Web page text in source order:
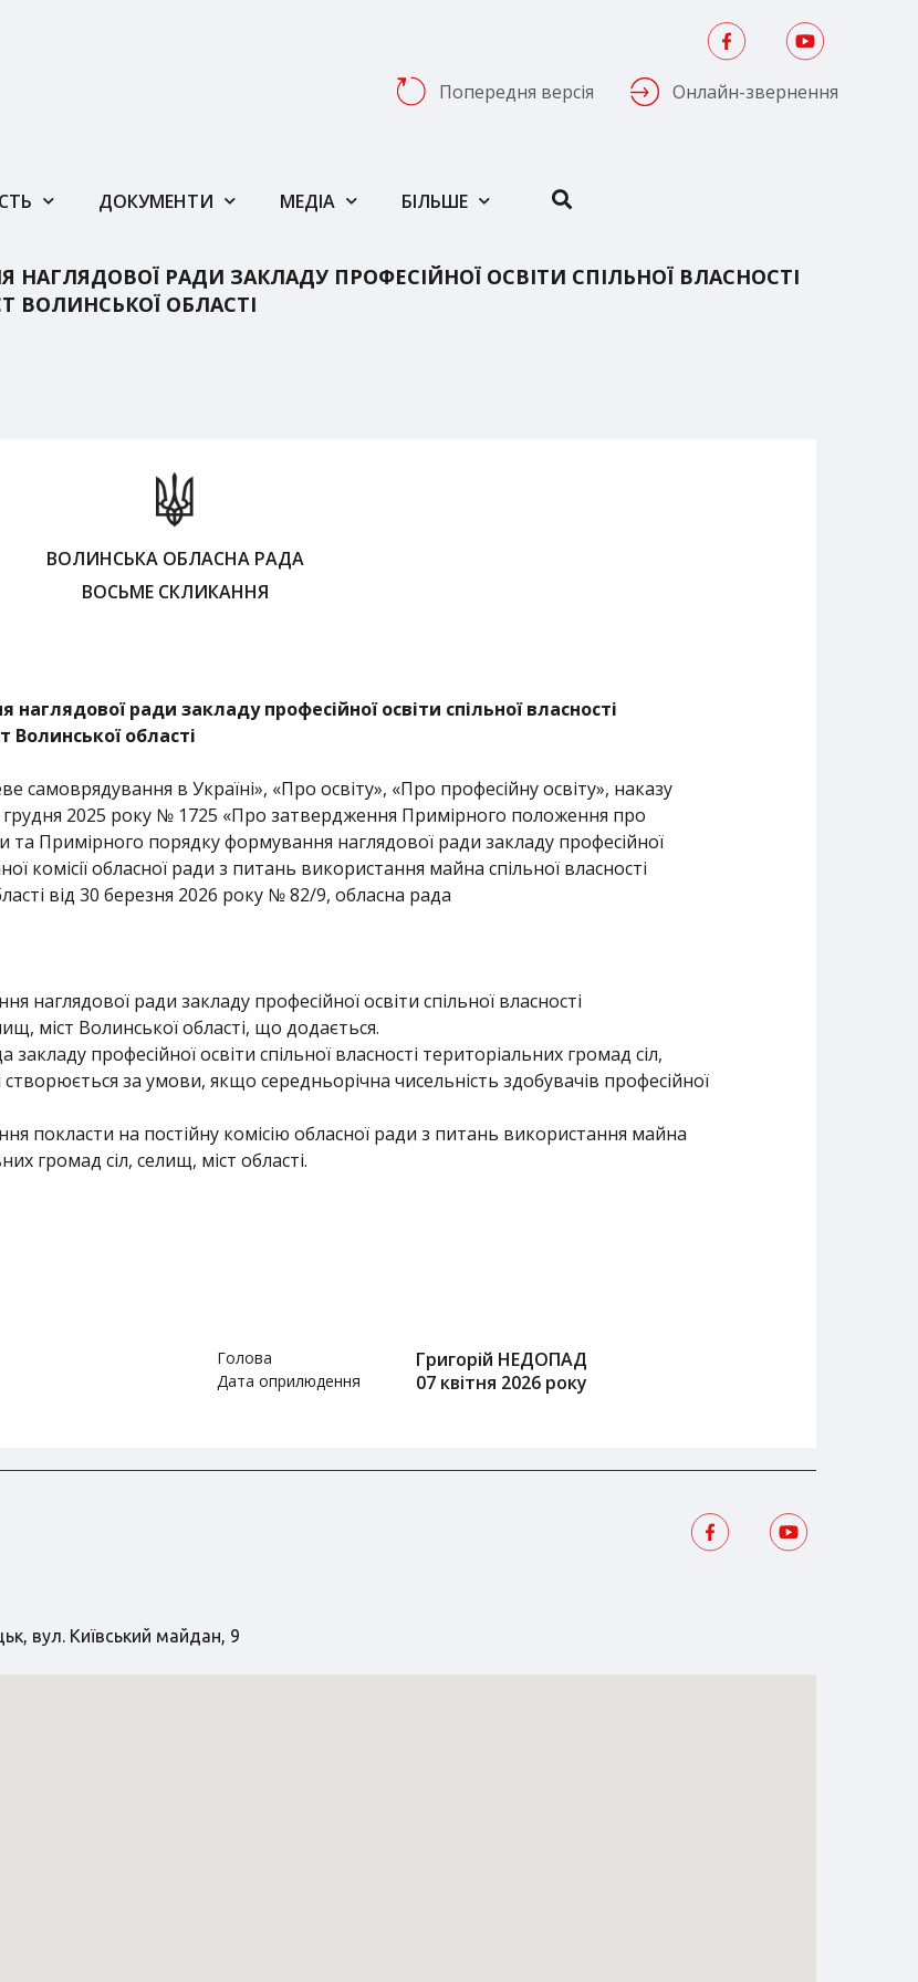
Попередня версія Онлайн-звернення
ДОКУМЕНТИ МЕДІА БІЛЬШЕ
РАДИ ЗАКЛАДУ ПРОФЕСІЙНОЇ ОСВІТИ СПІЛЬНОЇ ВЛАСНОСТІ
ВОЛИНСЬКОЇ ОБЛАСТІ
ВОЛИНСЬКА ОБЛАСНА РАДА
ВОСЬМЕ СКЛИКАННЯ
ради закладу професійної освіти спільної власності
Волинської області
самоврядування в Україні», «Про освіту», «Про професійну освіту», наказу
грудня 2025 року № 1725 «Про затвердження Примірного положення про
та Примірного порядку формування наглядової ради закладу професійної
комісії обласної ради з питань використання майна спільної власності
від 30 березня 2026 року № 82/9, обласна рада
ради закладу професійної освіти спільної власності
міст Волинської області, що додається.
професійної освіти спільної власності територіальних громад сіл,
за умови, якщо середньорічна чисельність здобувачів професійної
покласти на постійну комісію обласної ради з питань використання майна
громад сіл, селищ, міст області.
Голова Григорій НЕДОПАД
Дата оприлюдення 07 квітня 2026 року
вул. Київський майдан, 9